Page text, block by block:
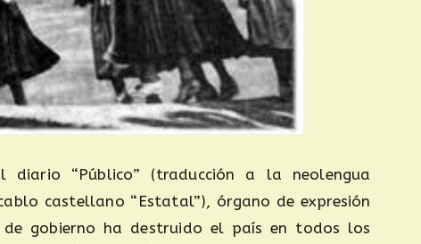
“Público” (traducción a la neolengua
castellano “Estatal”), órgano de expresión
gobierno ha destruido el país en todos los